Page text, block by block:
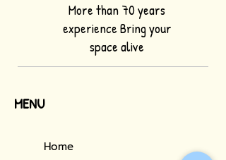
MENU
More than 70 years
experience Bring your
space alive
Home